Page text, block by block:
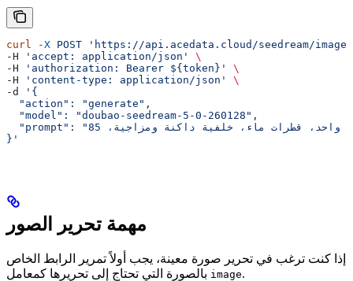
curl -X POST 'https://api.acedata.cloud/seedream/
-H
'accept: application/json'
\
-H
'authorization: Bearer ${token}'
\
-H
'content-type: application/json'
\
-d
'{
  "action": "generate",
  "model": "doubao-seedream-5-0-260128",
}'
مهمة تحرير الصور
إذا كنت ترغب في تحرير صورة معينة، يجب أولاً تمرير الرابط الخاص
image.